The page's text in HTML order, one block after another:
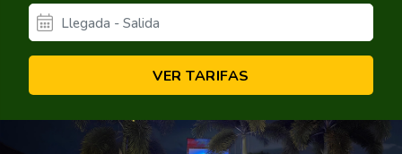
VER TARIFAS